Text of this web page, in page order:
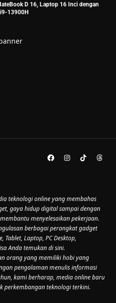
D 16, Laptop 16 Inci dengan
13900H
teknologi online yang membahas
gaya hidup digital sampai dengan
menyelesaikan pekerjaan.
berbagai perangkat gadget
Tablet, Laptop, PC Desktop,
Anda temukan di sini.
orang yang memiliki hobi yang
pengalaman menulis informasi
kami berharap, media online baru
perkembangan teknologi terkini.